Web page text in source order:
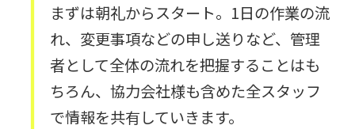
まずは朝礼からスタート。1日の作業の流
れ、変更事項などの申し送りなど、管理
者として全体の流れを把握することはも
ちろん、協力会社様も含めた全スタッフ
で情報を共有していきます。